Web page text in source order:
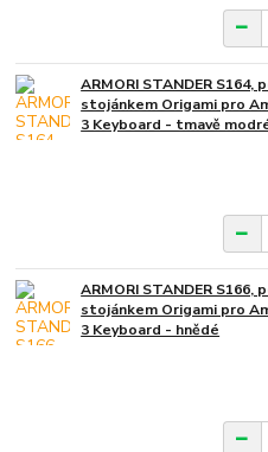
ARMORI STANDER S164,
stojánkem Origami pro
3 Keyboard - tmavě
ARMORI STANDER S166,
stojánkem Origami pro
3 Keyboard - hnědé